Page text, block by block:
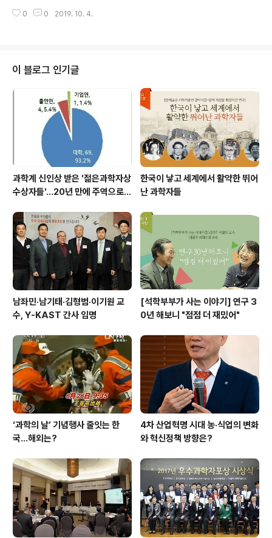
인했으며, 최대의 기술개발 투자로 기술 강국을 이끌고 국
곡캠퍼스내 과학기술유공자라운지에서 성황리에 개최되었
한림원 총괄부원장, 유장렬 과학기술유공자지원센터장, 이
희란 과학기술정보통신부 과학기술안전기반팀장이 자리를
함께했다. 한국과학기술한림원은 ‘과학기술유공자 예우 및
지원사업’의 주관기관으로서 과학기술유공자지원센터(센
터장 유장렬)를 운영 중에 있으며, △과학기술유공자 후보
심사 및 지정 △과학기술인 명예의 전당 헌액 등 과학..
0 0 2019. 10. 4.
이 블로그 인기글
과학계 신인상 받은 '젊은과학자상
수상자들'…20년 만에 주역으로
한국이 낳고 세계에서 활약한 뛰어
난 과학자들
남좌민·남기태·김형범·이기원 교
수, Y-KAST 간사 임명
[석학부부가 사는 이야기] 연구 3
0년 해보니 "점점 더 재밌어"
‘과학의 날’ 기념행사 줄잇는 한
국…해외는?
4차 산업혁명 시대 농·식업의 변화
와 혁신정책 방향은?